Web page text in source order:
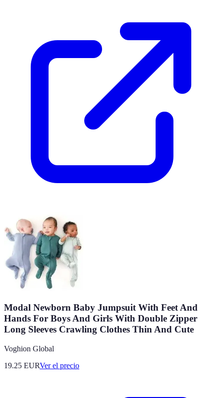
Modal Newborn Baby Jumpsuit With Feet And
Hands For Boys And Girls With Double Zipper
Long Sleeves Crawling Clothes Thin And Cute
Voghion Global
19.25 EURVer el precio